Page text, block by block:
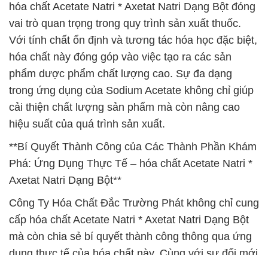
hóa chất Acetate Natri * Axetat Natri Dạng Bột đóng
vai trò quan trọng trong quy trình sản xuất thuốc.
Với tính chất ổn định và tương tác hóa học đặc biệt,
hóa chất này đóng góp vào việc tạo ra các sản
phẩm dược phẩm chất lượng cao. Sự đa dạng
trong ứng dụng của Sodium Acetate không chỉ giúp
cải thiện chất lượng sản phẩm mà còn nâng cao
hiệu suất của quá trình sản xuất.
**Bí Quyết Thành Công của Các Thành Phần Khám
Phá: Ứng Dụng Thực Tế – hóa chất Acetate Natri *
Axetat Natri Dạng Bột**
Công Ty Hóa Chất Đắc Trường Phát không chỉ cung
cấp hóa chất Acetate Natri * Axetat Natri Dạng Bột
mà còn chia sẻ bí quyết thành công thông qua ứng